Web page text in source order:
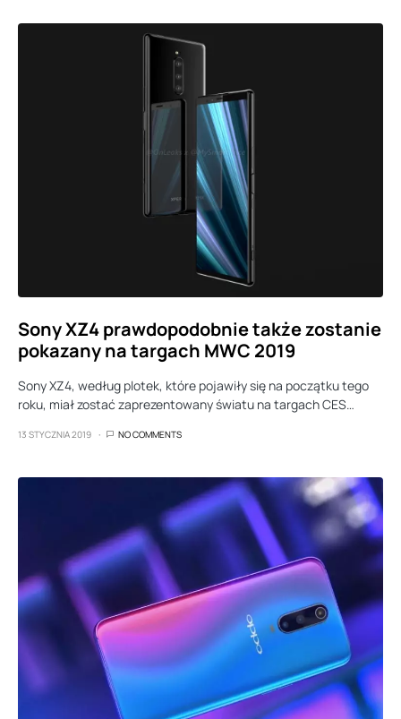
Sony XZ4 prawdopodobnie także zostanie
pokazany na targach MWC 2019
Sony XZ4, według plotek, które pojawiły się na początku tego
roku, miał zostać zaprezentowany światu na targach CES…
13 STYCZNIA 2019 NO COMMENTS